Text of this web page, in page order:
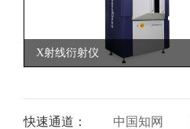
X射线衍射仪
快速通道： 中国知网